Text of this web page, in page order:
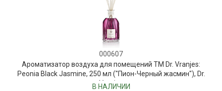
000607
Ароматизатор воздуха для помещений ТМ Dr. Vranjes:
Peonia Black Jasmine, 250 мл ("Пион-Черный жасмин"), Dr.
Vranjes
В НАЛИЧИИ